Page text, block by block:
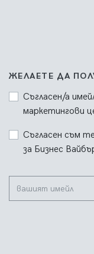
ЖЕЛАЕТЕ ДА
Съгласен/а
маркетингови
Съгласен съм
за Бизнес